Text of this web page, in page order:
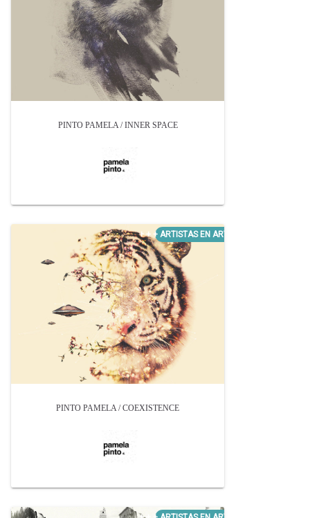
PINTO PAMELA / INNER SPACE
PINTO PAMELA / COEXISTENCE